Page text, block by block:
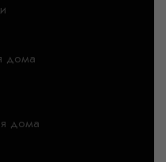
дома
дома